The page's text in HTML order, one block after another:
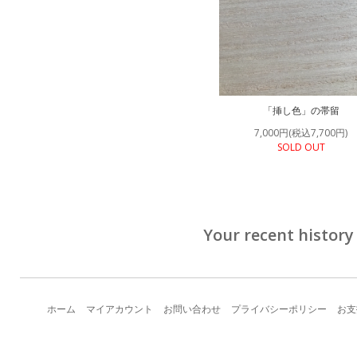
「挿し色」の帯留
7,000円(税込7,700円)
SOLD OUT
Your recent history
ホーム マイアカウント お問い合わせ プライバシーポリシー お